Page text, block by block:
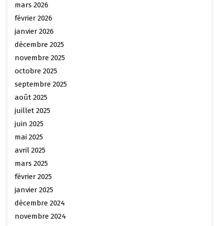
mars 2026
février 2026
janvier 2026
décembre 2025
novembre 2025
octobre 2025
septembre 2025
août 2025
juillet 2025
juin 2025
mai 2025
avril 2025
mars 2025
février 2025
janvier 2025
décembre 2024
novembre 2024